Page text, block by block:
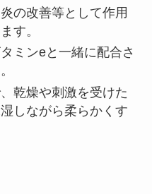
の改善等として作用
す。
ミンeと一緒に配合さ
乾燥や刺激を受けた
しながら柔らかくす